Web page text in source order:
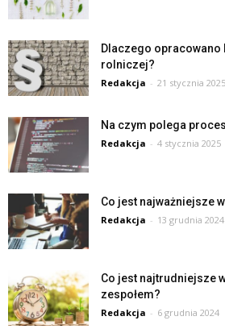
Dlaczego
rolniczej?
Redakcja - 21 stycznia 2025
Na czym polega
Redakcja - 4 stycznia 2025
Co jest najważniejsze
Redakcja - 13 grudnia 2024
Co jest najtrudniejsze
zespołem?
Redakcja - 6 grudnia 2024